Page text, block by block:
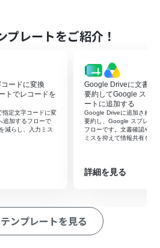
を選択し、「メッセージがチャン
」アクションを設定し、対象のチャン
ンでAI機能の「テキストを生成する」
1つ目の言語への翻訳を指示するプ
。
の言語への翻訳を指示するプロンプ
設定します。
のきっかけとなるアクション、「オ
プレートをご紹介！
ードに変換
トでレコードを
指定文字コードに変
追加するフローで
減らし、入力ミス
Google Driveに文書が
要約してGoogle スプ
ートに追加する
Google Driveに追加された
要約し、Google スプレッ
フローです。文書確認や転
ミスを抑えて情報共有を早
詳細を見る
ンプレートを見る